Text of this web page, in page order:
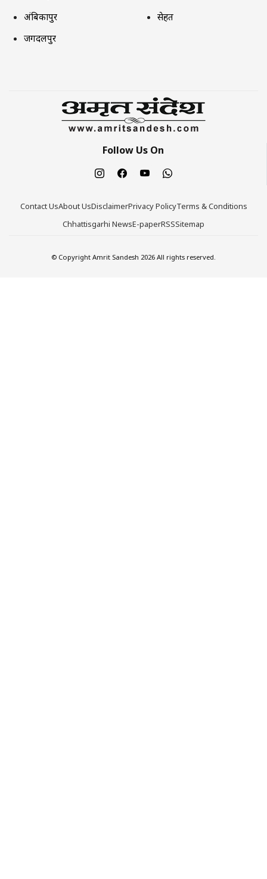
अंबिकापुर
जगदलपुर
सेहत
Follow Us On
Contact UsAbout UsDisclaimerPrivacy PolicyTerms & Conditions
Chhattisgarhi NewsE-paperRSSSitemap
© Copyright Amrit Sandesh 2026 All rights reserved.